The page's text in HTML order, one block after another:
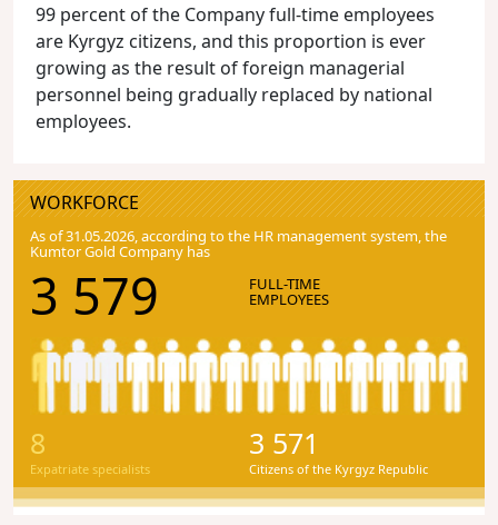
99 percent of the Company full-time employees
are Kyrgyz citizens, and this proportion is ever
growing as the result of foreign managerial
personnel being gradually replaced by national
employees.
WORKFORCE
As of 31.05.2026, according to the HR management system, the
Kumtor Gold Company has
3 579 FULL-TIME
EMPLOYEES
8
Expatriate specialists
3 571
Citizens of the Kyrgyz Republic